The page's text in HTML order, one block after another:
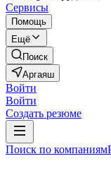
Сервисы
Помощь
Ещё
Поиск
Аргаяш
Войти
Войти
Создать резюме
Поиск по компаниям